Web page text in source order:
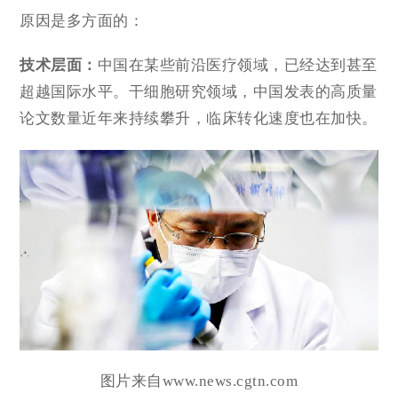
原因是多方面的：
技术层面： 中国在某些前沿医疗领域，已经达到甚至
超越国际水平。干细胞研究领域，中国发表的高质量
论文数量近年来持续攀升，临床转化速度也在加快。
图片来自www.news.cgtn.com